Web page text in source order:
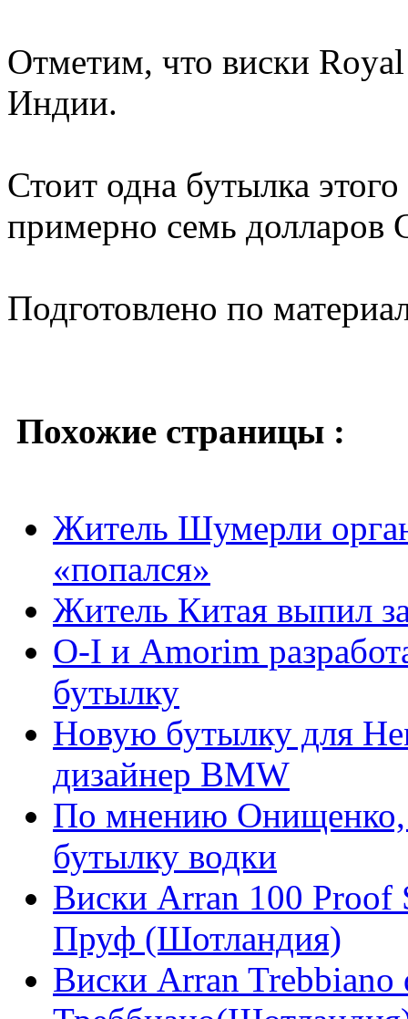
Отметим, что виски Royal
Индии.
Стоит одна бутылка этого
примерно семь
Подготовлено по
Похожие страницы :
Житель Шумерли
«попался»
Житель Китая выпил
O-I и Amorim
бутылку
Новую бутылку для
дизайнер BMW
По мнению Онищенко,
бутылку водки
Виски Arran 100
Пруф (Шотландия)
Виски Arran